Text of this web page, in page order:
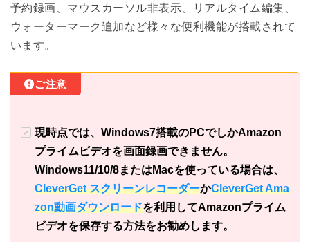
予約録画、マウスカーソル非表示、リアルタイム編集、
ウォーターマーク追加など様々な便利機能が搭載されて
います。
ご注意
現時点では、Windows7搭載のPCでしかAmazon
プライムビデオを画面録画できません。
Windows11/10/8またはMacを使っている場合は、
CleverGet スクリーンレコーダーかCleverGet Ama
zon動画ダウンロードを利用してAmazonプライム
ビデオを保存する方法をお勧めします。